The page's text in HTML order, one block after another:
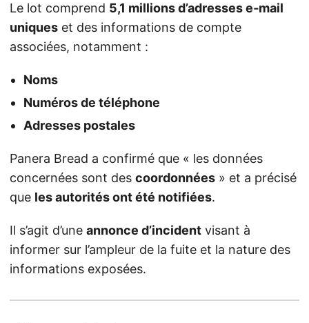
Le lot comprend 5,1 millions d’adresses e‑mail
uniques et des informations de compte
associées, notamment :
Noms
Numéros de téléphone
Adresses postales
Panera Bread a confirmé que « les données
concernées sont des coordonnées » et a précisé
que les autorités ont été notifiées.
Il s’agit d’une annonce d’incident visant à
informer sur l’ampleur de la fuite et la nature des
informations exposées.